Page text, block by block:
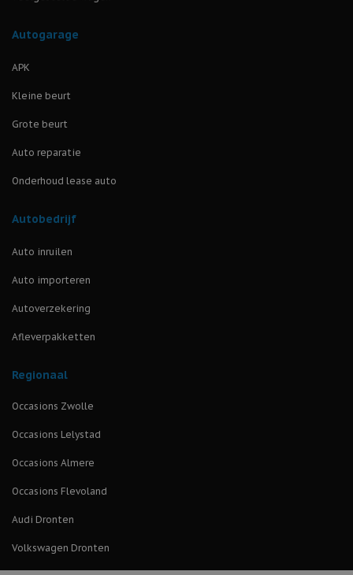
Autogarage
APK
Kleine beurt
Grote beurt
Auto reparatie
Onderhoud lease auto
Autobedrijf
Auto inruilen
Auto importeren
Autoverzekering
Afleverpakketten
Regionaal
Occasions Zwolle
Occasions Lelystad
Occasions Almere
Occasions Flevoland
Audi Dronten
Volkswagen Dronten